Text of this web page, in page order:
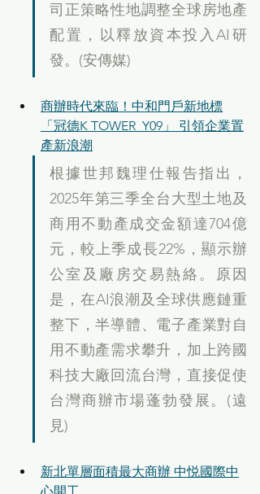
司正策略性地調整全球房地產
配置，以釋放資本投入AI研
發。(安傳媒)
商辦時代來臨！中和門戶新地標
「冠德K TOWER_Y09」 引領企業置
產新浪潮
根據世邦魏理仕報告指出，
2025年第三季全台大型土地及
商用不動產成交金額達704億
元，較上季成長22%，顯示辦
公室及廠房交易熱絡。原因
是，在AI浪潮及全球供應鏈重
整下，半導體、電子產業對自
用不動產需求攀升，加上跨國
科技大廠回流台灣，直接促使
台灣商辦市場蓬勃發展。(遠
見)
新北單層面積最大商辦 中悦國際中